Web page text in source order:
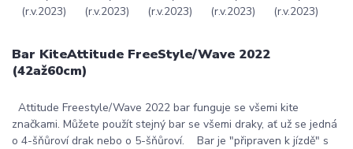
Bar KiteAttitude FreeStyle/Wave 2022
(42až60cm)
Attitude Freestyle/Wave 2022 bar funguje se všemi kite
značkami. Můžete použít stejný bar se všemi draky, ať už se jedná
o 4-šňůroví drak nebo o 5-šňůroví. Bar je "připraven k jízdě" s